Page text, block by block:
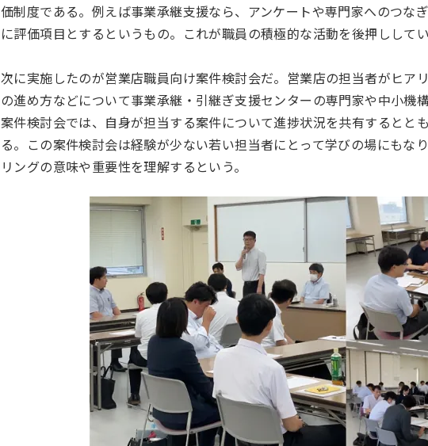
価制度である。例えば事業承継支援なら、アンケートや専門家へのつな
に評価項目とするというもの。これが職員の積極的な活動を後押ししてい
次に実施したのが営業店職員向け案件検討会だ。営業店の担当者がヒア
の進め方などについて事業承継・引継ぎ支援センターの専門家や中小機
案件検討会では、自身が担当する案件について進捗状況を共有するとと
る。この案件検討会は経験が少ない若い担当者にとって学びの場にもな
リングの意味や重要性を理解するという。